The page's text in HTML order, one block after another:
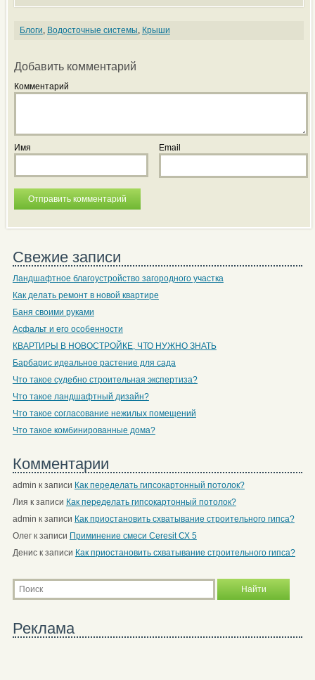
Блоги, Водосточные системы, Крыши
Добавить комментарий
Комментарий
Имя Email
Свежие записи
Ландшафтное благоустройство загородного участка
Как делать ремонт в новой квартире
Баня своими руками
Асфальт и его особенности
КВАРТИРЫ В НОВОСТРОЙКЕ, ЧТО НУЖНО ЗНАТЬ
Барбарис идеальное растение для сада
Что такое судебно строительная экспертиза?
Что такое ландшафтный дизайн?
Что такое согласование нежилых помещений
Что такое комбинированные дома?
Комментарии
admin к записи Как переделать гипсокартонный потолок?
Лия к записи Как переделать гипсокартонный потолок?
admin к записи Как приостановить схватывание строительного гипса?
Олегк записи Приминение смеси Ceresit СХ 5
Дениск записи Как приостановить схватывание строительного гипса?
Реклама